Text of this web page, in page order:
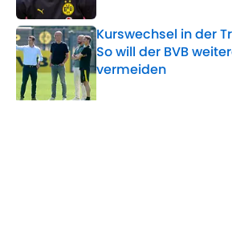
Kurswechsel in der
So will der BVB
vermeiden